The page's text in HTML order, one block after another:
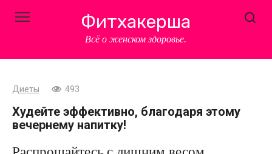
Фитхакерша
Всё о женском здоровье.
Диеты 493
Худейте эффективно, благодаря этому
вечернему напитку!